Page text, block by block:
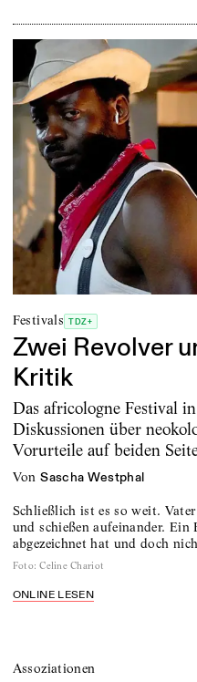
Festivals TDZ+
Zwei Revolver
Kritik
Das africologne Festival
Diskussionen über
Vorurteile auf beiden
von Sascha Westphal
Schließlich ist es so weit.
und schießen aufeinander.
abgezeichnet hat und doch
Foto: Celine Chariot
ONLINE LESEN
Assoziationen